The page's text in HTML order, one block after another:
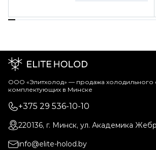
ООО «Элитхолод» ― продажа холодильного
комплектующих в Минске
+375 29 536-10-10
220136, г. Минск, ул. Академика
info@elite-holod.by